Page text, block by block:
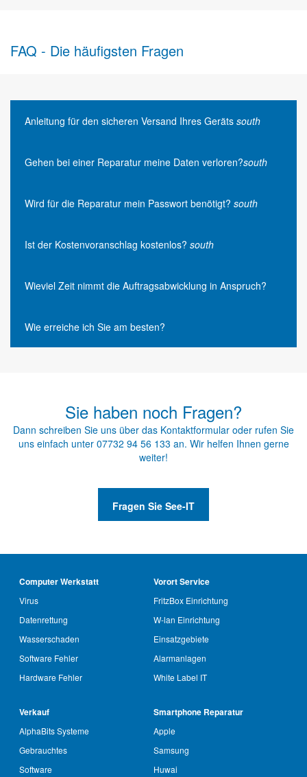
FAQ - Die häufigsten Fragen
Anleitung für den sicheren Versand Ihres Geräts south
Gehen bei einer Reparatur meine Daten verloren?south
Wird für die Reparatur mein Passwort benötigt? south
Ist der Kostenvoranschlag kostenlos? south
Wieviel Zeit nimmt die Auftragsabwicklung in Anspruch?
Wie erreiche ich Sie am besten?
Sie haben noch Fragen?
Dann schreiben Sie uns über das Kontaktformular oder rufen Sie
uns einfach unter 07732 94 56 133 an. Wir helfen Ihnen gerne
weiter!
Fragen Sie See-IT
Computer Werkstatt
Virus
Datenrettung
Wasserschaden
Software Fehler
Hardware Fehler
Vorort Service
FritzBox Einrichtung
W-lan Einrichtung
Einsatzgebiete
Alarmanlagen
White Label IT
Verkauf
AlphaBits Systeme
Gebrauchtes
Software
Smartphone Reparatur
Apple
Samsung
Huwai